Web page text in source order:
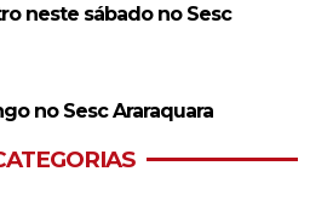
neste sábado no Sesc
no Sesc Araraquara